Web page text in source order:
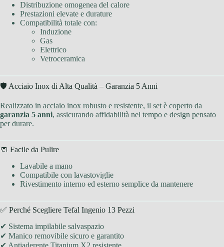
Distribuzione omogenea del calore
Prestazioni elevate e durature
Compatibilità totale con:
Induzione
Gas
Elettrico
Vetroceramica
🛡 Acciaio Inox di Alta Qualità – Garanzia 5 Anni
Realizzato in acciaio inox robusto e resistente, il set è coperto da
garanzia 5 anni, assicurando affidabilità nel tempo e design pensato
per durare.
🧼 Facile da Pulire
Lavabile a mano
Compatibile con lavastoviglie
Rivestimento interno ed esterno semplice da mantenere
✅ Perché Scegliere Tefal Ingenio 13 Pezzi
✔ Sistema impilabile salvaspazio
✔ Manico removibile sicuro e garantito